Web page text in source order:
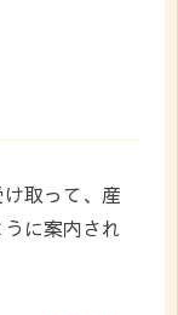
取って、産
に案内され